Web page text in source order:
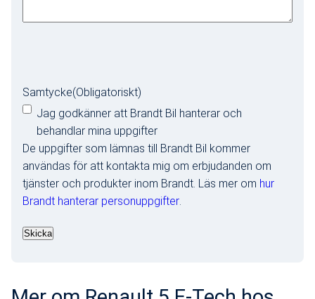
Samtycke(Obligatoriskt)
Jag godkänner att Brandt Bil hanterar och
behandlar mina uppgifter
De uppgifter som lämnas till Brandt Bil kommer
användas för att kontakta mig om erbjudanden om
tjänster och produkter inom Brandt. Läs mer om hur
Brandt hanterar personuppgifter